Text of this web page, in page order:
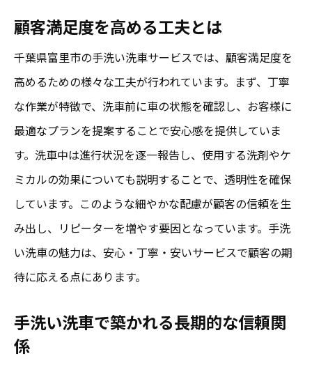
顧客満足度を高める工夫とは
千葉県富里市の手洗い洗車サービスでは、顧客満足度を
高めるための様々な工夫が行われています。まず、丁寧
な作業が特徴で、洗車前に車の状態を確認し、お客様に
最適なプランを提案することで安心感を提供していま
す。洗車中は進行状況を逐一報告し、使用する洗剤やケ
ミカルの効果についても説明することで、透明性を確保
しています。このような細やかな配慮が顧客の信頼を生
み出し、リピーターを増やす要因となっています。手洗
い洗車の魅力は、安心・丁寧・安いサービスで顧客の期
待に応える点にあります。
手洗い洗車で築かれる長期的な信頼関
係